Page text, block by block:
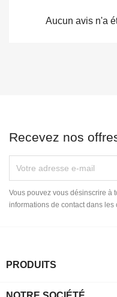
Aucun avis n'a
Recevez nos
Vous pouvez vous désinscrire à
informations de contact dans les
PRODUITS